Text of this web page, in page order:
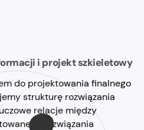
i projekt szkieletowy
do projektowania finalnego
strukturę rozwiązania
relacje między
rozwiązania